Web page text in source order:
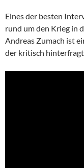
Eines der besten
rund um den Krieg in
Andreas Zumach ist
der kritisch